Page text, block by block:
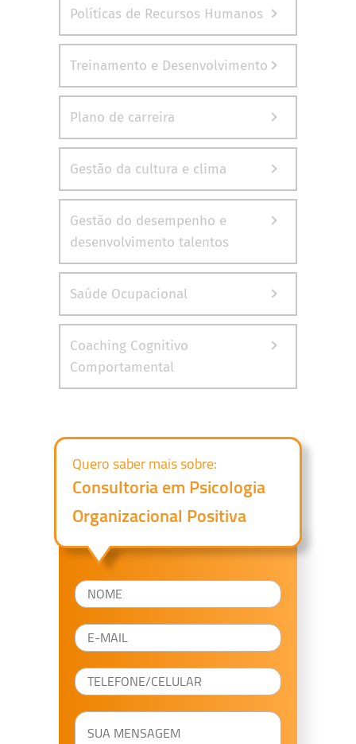
Políticas de Recursos Humanos
Treinamento e Desenvolvimento
Plano de carreira
Gestão da cultura e clima
Gestão do desempenho e
desenvolvimento talentos
Saúde Ocupacional
Coaching Cognitivo
Comportamental
Quero saber mais sobre:
Consultoria em Psicologia
Organizacional Positiva